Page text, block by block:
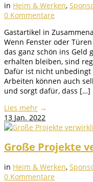
in Heim & Werken,
0 Kommentare
Gastartikel in
Wenn Fenster oder
das ganz schön ins Geld
erhalten bleiben, sind
Dafür ist nicht unbedingt
Arbeiten können auch
und sorgt dafür, dass […]
Lies mehr →
13 Jan. 2022
Große Projekte
in Heim & Werken,
0 Kommentare